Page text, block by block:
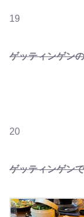
19
ゲッティンゲン
20
ゲッティンゲン